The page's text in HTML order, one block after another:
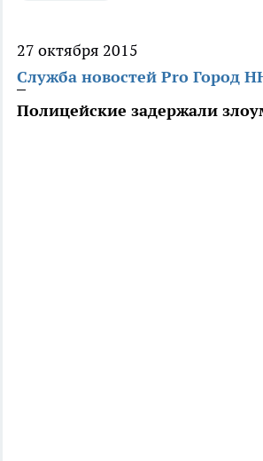
27 октября 2015
Служба новостей Pro Город
Полицейские задержали